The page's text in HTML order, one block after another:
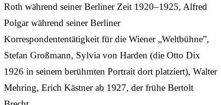
Roth während seiner Berliner Zeit 1920–1925, Alfred
Polgar während seiner Berliner
Korrespondententätigkeit für die Wiener „Weltbühne”,
Stefan Großmann, Sylvia von Harden (die Otto Dix
1926 in seinem berühmten Portrait dort platziert), Walter
Mehring, Erich Kästner ab 1927, der frühe Bertolt